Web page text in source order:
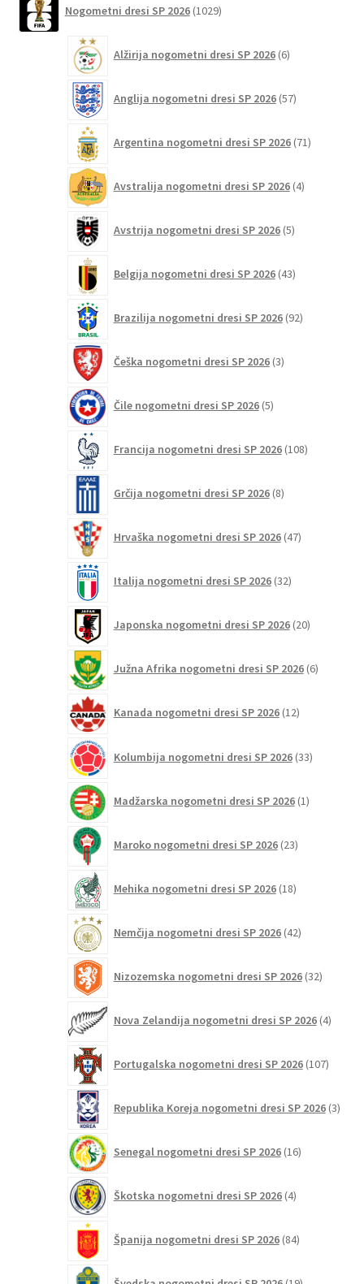
Nogometni dresi SP 2026 1029izdelkov
Alžirija nogometni dresi SP 2026 6izdelkov
Anglija nogometni dresi SP 2026 57izdelkov
Argentina nogometni dresi SP 2026 71izdelkov
Avstralija nogometni dresi SP 2026 4izdelki
Avstrija nogometni dresi SP 2026 5izdelkov
Belgija nogometni dresi SP 2026 43izdelkov
Brazilija nogometni dresi SP 2026 92izdelkov
Češka nogometni dresi SP 2026 3izdelki
Čile nogometni dresi SP 2026 5izdelkov
Francija nogometni dresi SP 2026 108izdelkov
Grčija nogometni dresi SP 2026 8izdelkov
Hrvaška nogometni dresi SP 2026 47izdelkov
Italija nogometni dresi SP 2026 32izdelkov
Japonska nogometni dresi SP 2026 20izdelkov
Južna Afrika nogometni dresi SP 2026 6izdelkov
Kanada nogometni dresi SP 2026 12izdelkov
Kolumbija nogometni dresi SP 2026 33izdelkov
Madžarska nogometni dresi SP 2026 1izdelek
Maroko nogometni dresi SP 2026 23izdelkov
Mehika nogometni dresi SP 2026 18izdelkov
Nemčija nogometni dresi SP 2026 42izdelkov
Nizozemska nogometni dresi SP 2026 32izdelkov
Nova Zelandija nogometni dresi SP 2026 4izdelki
Portugalska nogometni dresi SP 2026 107
Republika Koreja nogometni dresi SP 2026 3
Senegal nogometni dresi SP 2026 16izdelkov
Škotska nogometni dresi SP 2026 4izdelki
Španija nogometni dresi SP 2026 84izdelkov